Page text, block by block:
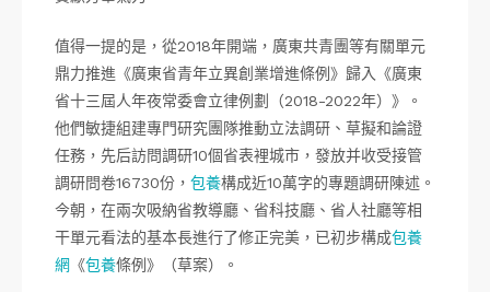
值得一提的是，從2018年開端，廣東共青團等有關單元
鼎力推進《廣東省青年立異創業增進條例》歸入《廣東
省十三屆人年夜常委會立律例劃（2018-2022年）》。
他們敏捷組建專門研究團隊推動立法調研、草擬和論證
任務，先后訪問調研10個省表裡城市，發放并收受接管
調研問卷16730份， 包養構成近10萬字的專題調研陳述。
今朝，在兩次吸納省教導廳、省科技廳、省人社廳等相
干單元看法的基本長進行了修正完美，已初步構成包養
網 《包養條例》（草案）。